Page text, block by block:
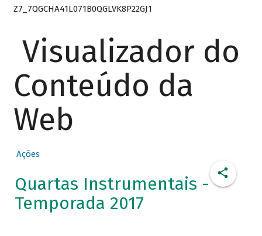
Z7_7QGCHA41L071B0QGLVK8P22GJ1
Visualizador do
Conteúdo da
Web
Ações
Quartas Instrumentais -
Temporada 2017